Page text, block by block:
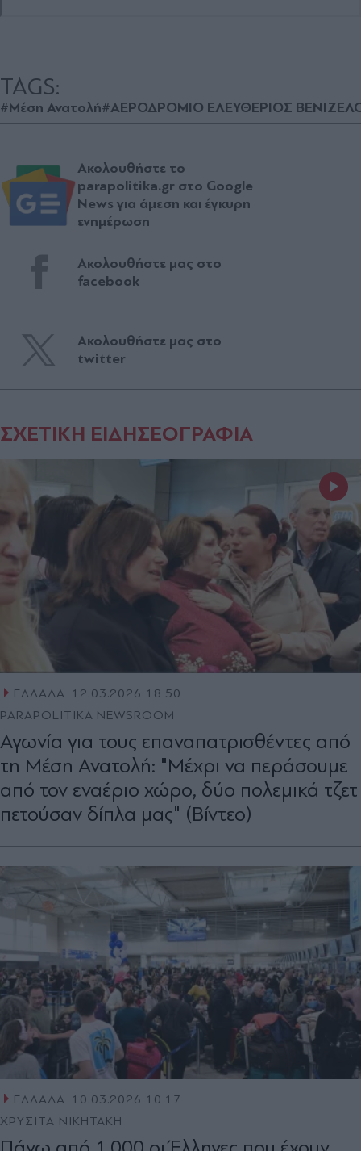
TAGS:
#Μέση Ανατολή#ΑΕΡΟΔΡΟΜΙΟ ΕΛΕΥΘΕΡΙΟΣ
Ακολουθήστε το
parapolitika.gr στο Google
News για άμεση και έγκυρη
ενημέρωση
Ακολουθήστε μας στο
facebook
Ακολουθήστε μας στο
twitter
ΣΧΕΤΙΚΗ ΕΙΔΗΣΕΟΓΡΑΦΙΑ
ΕΛΛΑΔΑ
12.03.2026 18:50
PARAPOLITIKA NEWSROOM
Αγωνία για τους επαναπατρισθέντες από
τη Μέση Ανατολή: "Μέχρι να περάσουμε
από τον εναέριο χώρο, δύο πολεμικά τζετ
πετούσαν δίπλα μας" (Βίντεο)
ΕΛΛΑΔΑ 10.03.2026 10:17
ΧΡΥΣΙΤΑ ΝΙΚΗΤΑΚΗ